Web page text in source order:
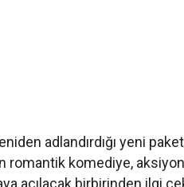
adlandırdığı yeni
romantik komediye,